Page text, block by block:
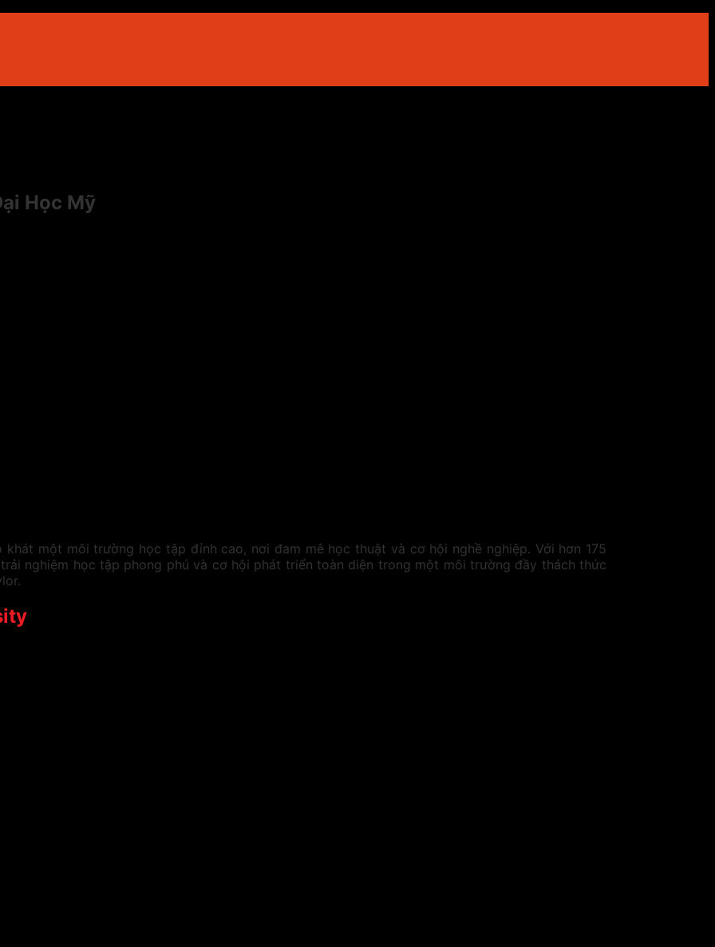
Học Mỹ
một môi trường học tập đỉnh cao, nơi đam mê học thuật và cơ hội nghề nghiệp. Với hơn 175
nghiệm học tập phong phú và cơ hội phát triển toàn diện trong một môi trường đầy thách thức